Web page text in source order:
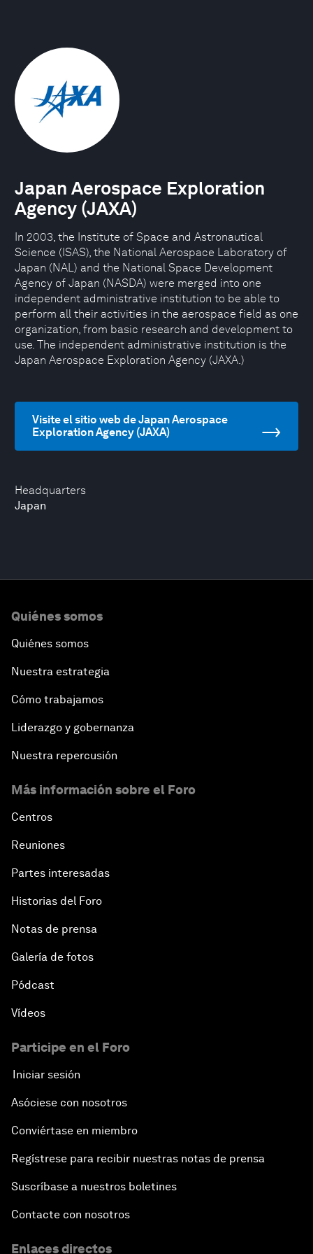
Headquarters
Japan
Japan Aerospace Exploration
Agency (JAXA)
In 2003, the Institute of Space and Astronautical
Science (ISAS), the National Aerospace Laboratory of
Japan (NAL) and the National Space Development
Agency of Japan (NASDA) were merged into one
independent administrative institution to be able to
perform all their activities in the aerospace field as one
organization, from basic research and development to
use. The independent administrative institution is the
Japan Aerospace Exploration Agency (JAXA.)
Visite el sitio web de Japan Aerospace
Exploration Agency (JAXA)
Quiénes somos
Quiénes somos
Nuestra estrategia
Cómo trabajamos
Liderazgo y gobernanza
Nuestra repercusión
Más información sobre el Foro
Centros
Reuniones
Partes interesadas
Historias del Foro
Notas de prensa
Galería de fotos
Pódcast
Vídeos
Participe en el Foro
Iniciar sesión
Asóciese con nosotros
Conviértase en miembro
Regístrese para recibir nuestras notas de prensa
Suscríbase a nuestros boletines
Contacte con nosotros
Enlaces directos